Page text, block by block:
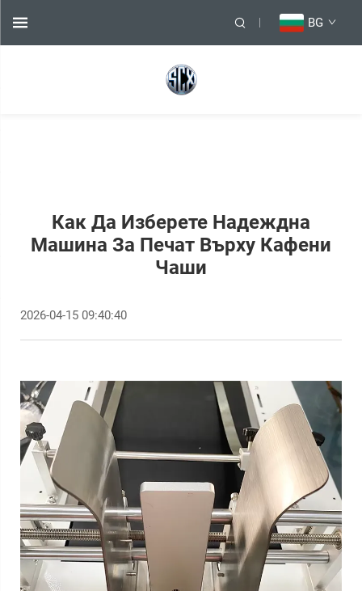
BG
Как Да Изберете Надеждна
Машина За Печат Върху Кафени
Чаши
2026-04-15 09:40:40